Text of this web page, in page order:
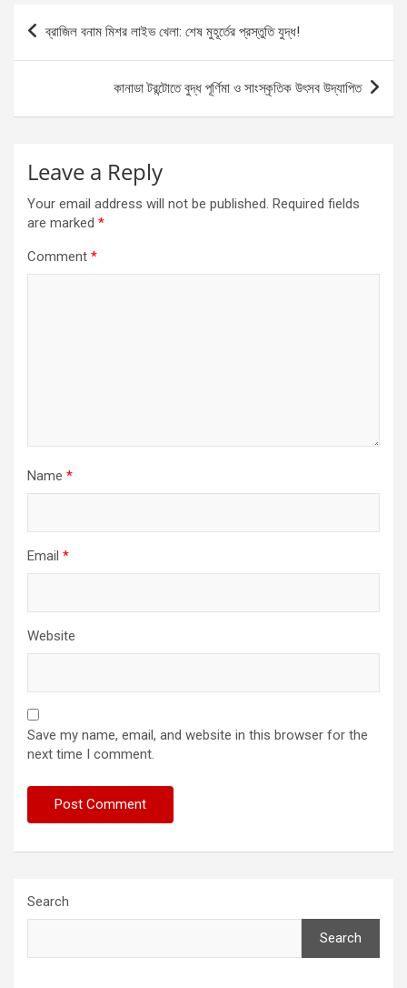
k
p
Post
navigation
ব্রাজিল বনাম মিশর লাইভ খেলা: শেষ মুহূর্তের প্রস্তুতি যুদ্ধ!
কানাডা টরন্টোতে বুদ্ধ পূর্ণিমা ও সাংস্কৃতিক উৎসব উদ্‌যাপিত
Leave a Reply
Your email address will not be published. Required fields
are marked *
Comment *
Name *
Email *
Website
Save my name, email, and website in this browser for the
next time I comment.
Search
Search